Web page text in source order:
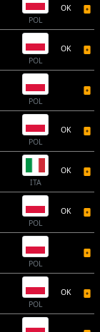
POL
OK
POL
OK
POL
POL
OK
ITA
OK
POL
OK
POL
POL
OK